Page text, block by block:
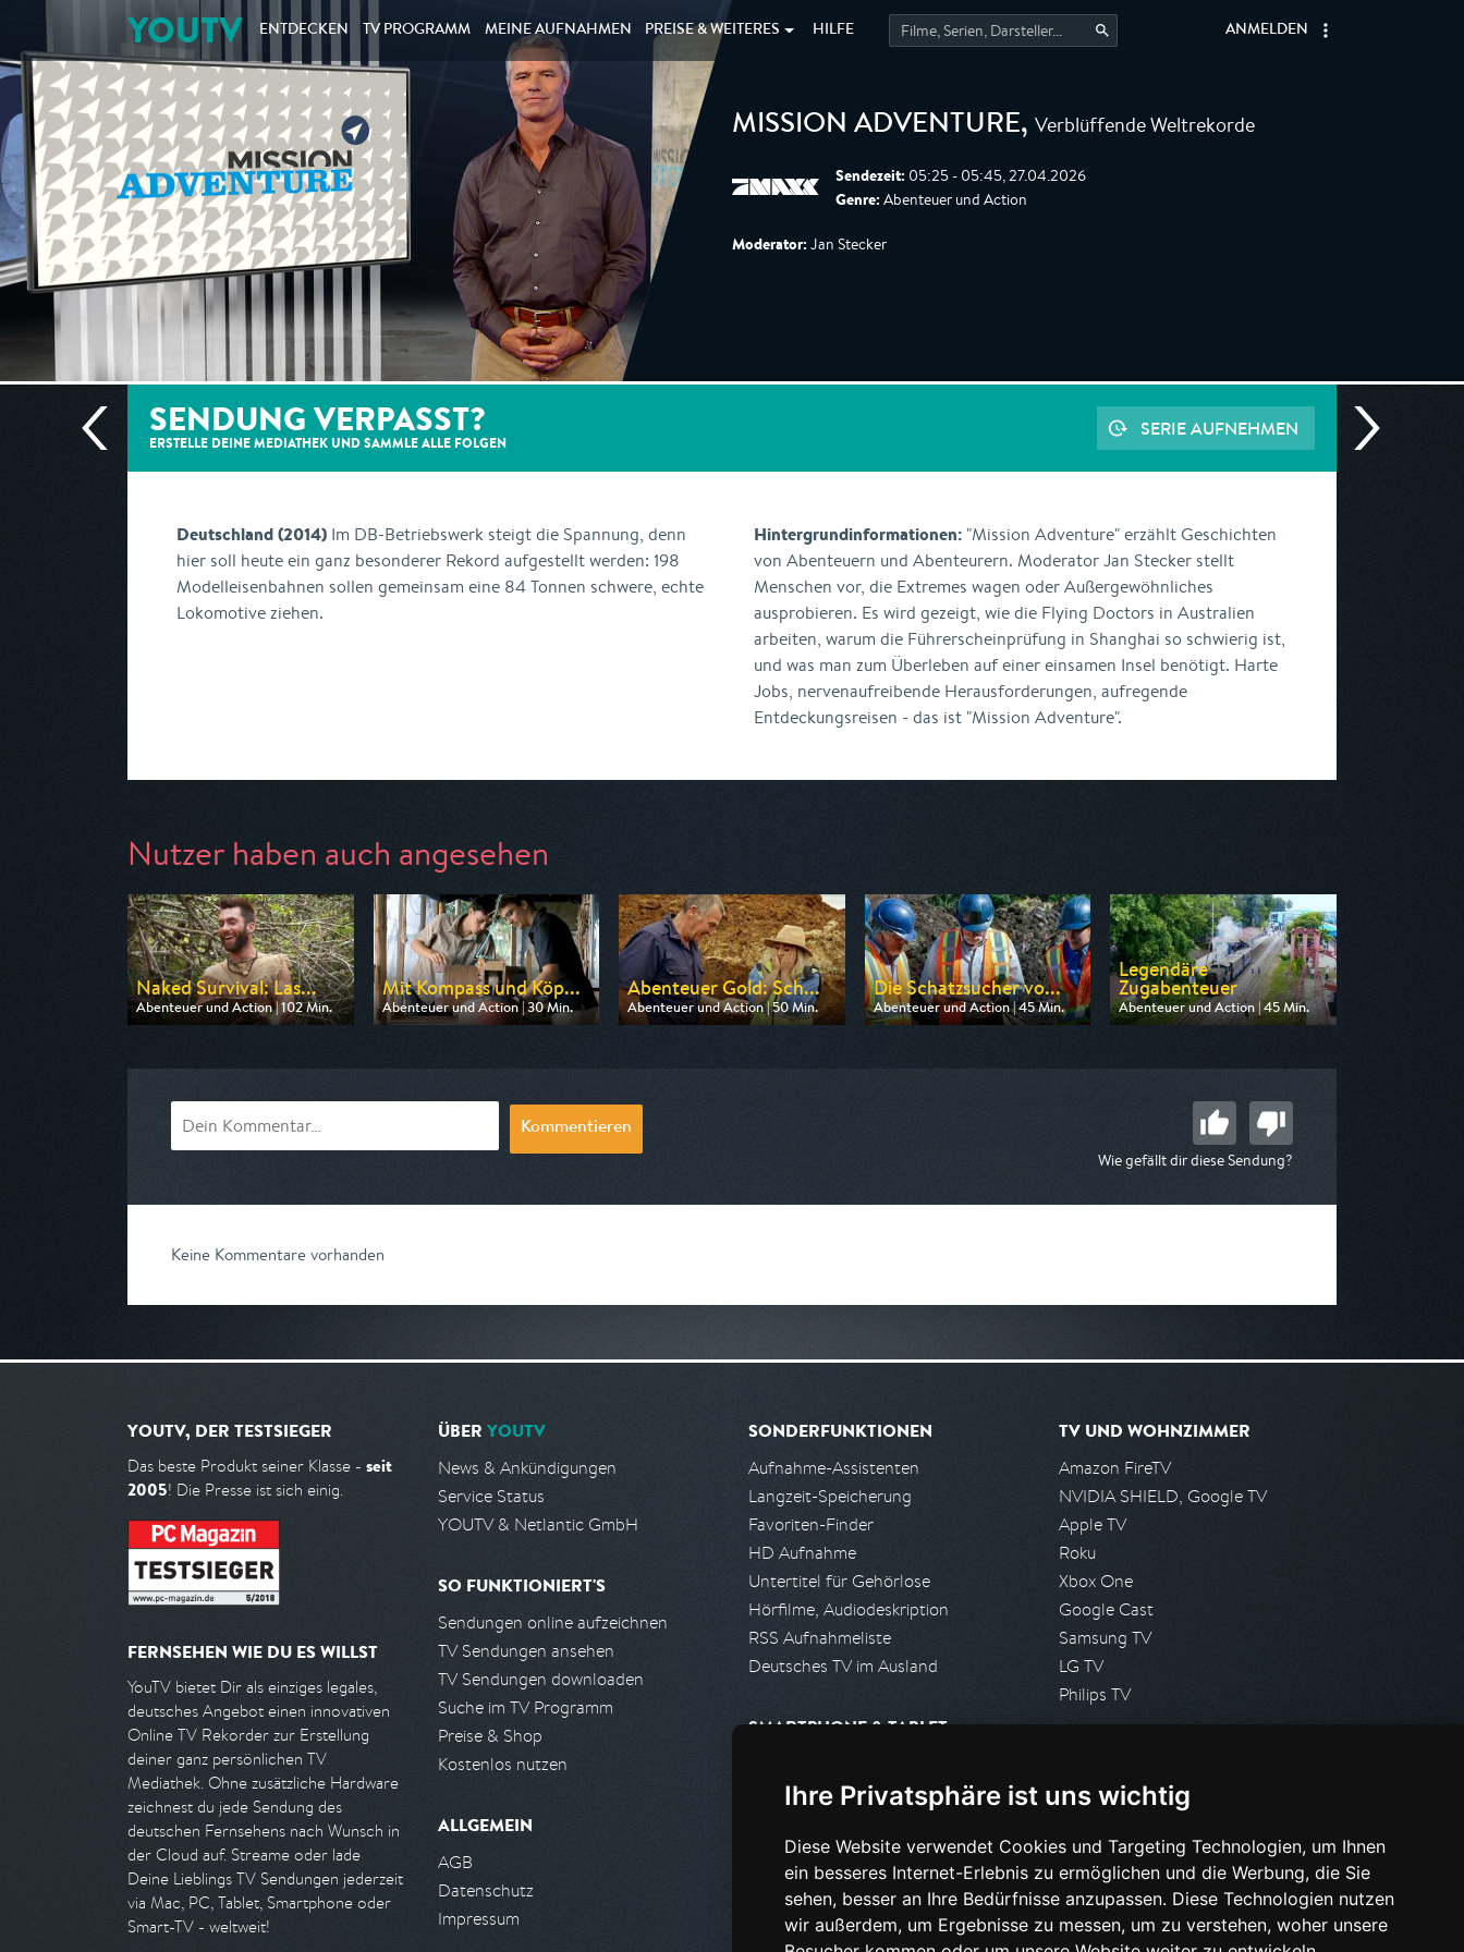
Ihre Privatsphäre ist uns wichtig
Diese Website verwendet Cookies und Targeting Technologien, um Ihnen
ein besseres Internet-Erlebnis zu ermöglichen und die Werbung, die Sie
sehen, besser an Ihre Bedürfnisse anzupassen. Diese Technologien nutzen
wir außerdem, um Ergebnisse zu messen, um zu verstehen, woher unsere
YOUTV ENTDECKEN TV PROGRAMM MEINEAUFNAHMEN PREISE & WEITERES HILFE ANMELDEN
MISSION ADVENTURE, Verblüffende Weltrekorde
Sendezeit: 05:25 - 05:45, 27.04.2026
Genre: Abenteuer und Action
Moderator: Jan Stecker
SENDUNG VERPASST?
ERSTELLE DEINE MEDIATHEK UND SAMMLE ALLE FOLGEN
SERIE AUFNEHMEN
Deutschland (2014) Im DB-Betriebswerk steigt die Spannung, denn
hier soll heute ein ganz besonderer Rekord aufgestellt werden: 198
Modelleisenbahnen sollen gemeinsam eine 84 Tonnen schwere, echte
Lokomotive ziehen.
Hintergrundinformationen: "Mission Adventure" erzählt Geschichten
von Abenteuern und Abenteurern. Moderator Jan Stecker stellt
Menschen vor, die Extremes wagen oder Außergewöhnliches
ausprobieren. Es wird gezeigt, wie die Flying Doctors in Australien
arbeiten, warum die Führerscheinprüfung in Shanghai so schwierig ist,
und was man zum Überleben auf einer einsamen Insel benötigt. Harte
Jobs, nervenaufreibende Herausforderungen, aufregende
Entdeckungsreisen - das ist "Mission Adventure".
Nutzer haben auch angesehen
Naked Survival: Las...
Abenteuer und Action | 102 Min.
Ausgestrahlt von DMAX
Mit Kompass und Köp...
Abenteuer und Action | 30 Min.
Ausgestrahlt von arte
Abenteuer Gold: Sch...
Abenteuer und Action | 50 Min.
Ausgestrahlt von Kabel eins Doku
Die Schatzsucher vo...
Abenteuer und Action | 45 Min.
Ausgestrahlt von Kabel eins Doku
Legendäre
Zugabenteuer
Abenteuer und Action | 45 Min.
Ausgestrahlt von Phoenix
Kommentieren
Wie gefällt dir diese Sendung?
Keine Kommentare vorhanden
YOUTV, DER TESTSIEGER
Das beste Produkt seiner Klasse - seit
2005! Die Presse ist sich einig.
FERNSEHEN WIE DU ES WILLST
YouTV bietet Dir als einziges legales,
deutsches Angebot einen innovativen
Online TV Rekorder zur Erstellung
deiner ganz persönlichen TV
Mediathek. Ohne zusätzliche Hardware
zeichnest du jede Sendung des
deutschen Fernsehens nach Wunsch in
der Cloud auf. Streame oder lade
Deine Lieblings TV Sendungen jederzeit
via Mac, PC, Tablet, Smartphone oder
Smart-TV - weltweit!
ÜBER YOUTV
News & Ankündigungen
Service Status
YOUTV & Netlantic GmbH
SO FUNKTIONIERT'S
Sendungen online aufzeichnen
TV Sendungen ansehen
TV Sendungen downloaden
Suche im TV Programm
Preise & Shop
Kostenlos nutzen
ALLGEMEIN
AGB
Datenschutz
Impressum
SONDERFUNKTIONEN
Aufnahme-Assistenten
Langzeit-Speicherung
Favoriten-Finder
HD Aufnahme
Untertitel für Gehörlose
Hörfilme, Audiodeskription
RSS Aufnahmeliste
Deutsches TV im Ausland
SMARTPHONE & TABLET
Android App
PARTNER
Partnerliste
Partner werden
TV UND WOHNZIMMER
Amazon FireTV
NVIDIA SHIELD, Google TV
Apple TV
Roku
Xbox One
Google Cast
Samsung TV
LG TV
Philips TV
Presseanfrage stellen
HILFE & SUPPORT
Häufig gestellte Fragen
Anfrage stellen